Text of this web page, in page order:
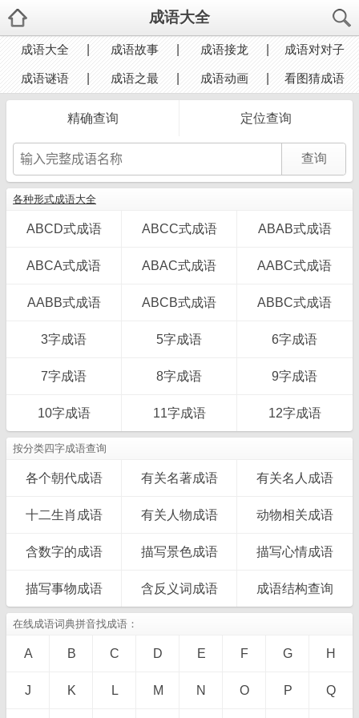
成语大全
成语大全 成语故事 成语接龙 成语对对子
成语谜语 成语之最 成语动画 看图猜成语
精确查询 定位查询
各种形式成语大全
ABCD式成语 ABCC式成语 ABAB式成语
ABCA式成语 ABAC式成语 AABC式成语
AABB式成语 ABCB式成语 ABBC式成语
3字成语 5字成语 6字成语
7字成语 8字成语 9字成语
10字成语 11字成语 12字成语
按分类四字成语查询
各个朝代成语 有关名著成语 有关名人成语
十二生肖成语 有关人物成语 动物相关成语
含数字的成语 描写景色成语 描写心情成语
描写事物成语 含反义词成语 成语结构查询
在线成语词典拼音找成语：
A B C D E F G H
J K L M N O P Q